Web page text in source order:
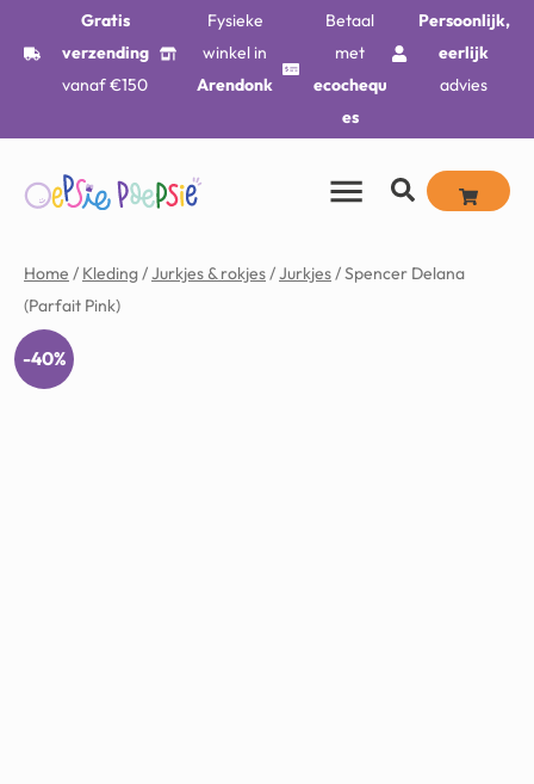
Gratis
verzending
vanaf €150
Fysieke
winkel in
Arendonk
Betaal
met
ecochequ
es
Persoonlijk,
eerlijk
advies
Home / Kleding/Jurkjes & rokjes/Jurkjes/ Spencer Delana
(Parfait Pink)
-40%